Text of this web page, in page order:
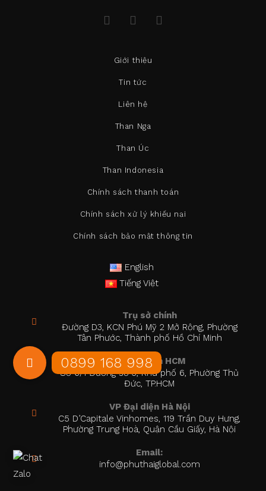
Giới thiệu
Tin tức
Liên hệ
Than Nga
Than Úc
Than Indonesia
Chính sách thanh toán
Chính sách xử lý khiếu nại
Chính sách bảo mật thông tin
English
Tiếng Việt
Trụ sở chính
Đường D3, KCN Phú Mỹ 2 Mở Rộng, Phường
Tân Phước, Thành phố Hồ Chí Minh
VP Đại diện HCM
Số 6/1 Đường số 3, Khu phố 6, Phường Thủ
Đức, TP.HCM
VP Đại diện Hà Nội
C5 D’Capitale Vinhomes, 119 Trần Duy Hưng,
Phường Trung Hoà, Quận Cầu Giấy, Hà Nội
Email:
info@phuthaiglobal.comOpens